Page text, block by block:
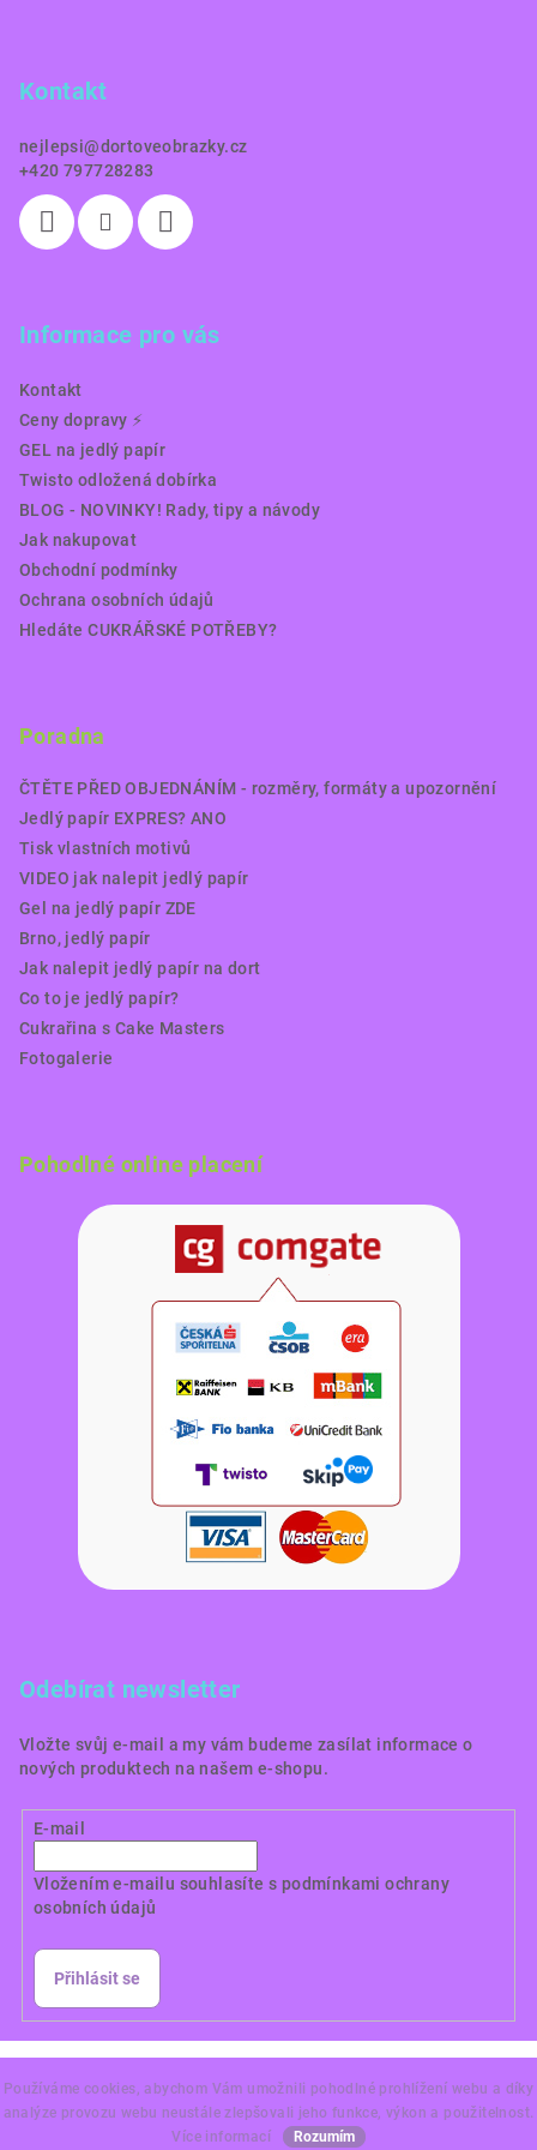
Používáme cookies, abychom Vám umožnili pohodlné prohlížení webu a díky
analýze provozu webu neustále zlepšovali jeho funkce, výkon a použitelnost.
Více informací
Rozumím
Kontakt
nejlepsi@dortoveobrazky.cz
+420 797728283
Informace pro vás
Kontakt
Ceny dopravy ⚡️
GEL na jedlý papír
Twisto odložená dobírka
BLOG - NOVINKY! Rady, tipy a návody
Jak nakupovat
Obchodní podmínky
Ochrana osobních údajů
Hledáte CUKRÁŘSKÉ POTŘEBY?
Poradna
ČTĚTE PŘED OBJEDNÁNÍM - rozměry, formáty a upozornění
Jedlý papír EXPRES? ANO
Tisk vlastních motivů
VIDEO jak nalepit jedlý papír
Gel na jedlý papír ZDE
Brno, jedlý papír
Jak nalepit jedlý papír na dort
Co to je jedlý papír?
Cukrařina s Cake Masters
Fotogalerie
Pohodlné online placení
Odebírat newsletter
Vložte svůj e-mail a my vám budeme zasílat informace o
nových produktech na našem e-shopu.
E-mail
Vložením e-mailu souhlasíte s podmínkami ochrany
osobních údajů
Přihlásit se
vyhrazena.
Vytvořil Shoptet Premium